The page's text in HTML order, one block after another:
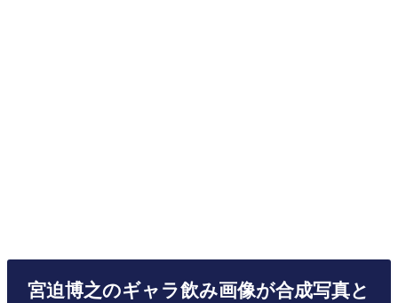
宮迫博之のギャラ飲み画像が合成写真と